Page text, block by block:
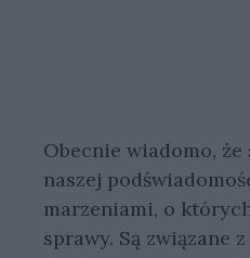
Obecnie wiadomo,
naszej
marzeniami, o
sprawy. Są związane